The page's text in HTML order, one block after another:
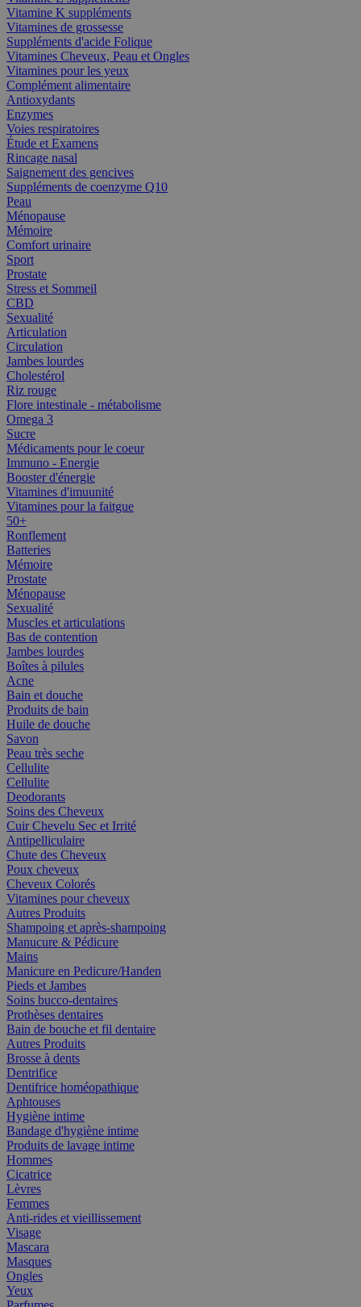
Vitamine K suppléments
Vitamines de grossesse
Suppléments d'acide Folique
Vitamines Cheveux, Peau et Ongles
Vitamines pour les yeux
Complément alimentaire
Antioxydants
Enzymes
Voies respiratoires
Étude et Examens
Rincage nasal
Saignement des gencives
Suppléments de coenzyme Q10
Peau
Ménopause
Mémoire
Comfort urinaire
Sport
Prostate
Stress et Sommeil
CBD
Sexualité
Articulation
Circulation
Jambes lourdes
Cholestérol
Riz rouge
Flore intestinale - métabolisme
Omega 3
Sucre
Médicaments pour le coeur
Immuno - Energie
Booster d'énergie
Vitamines d'imuunité
Vitamines pour la faitgue
50+
Ronflement
Batteries
Mémoire
Prostate
Ménopause
Sexualité
Muscles et articulations
Bas de contention
Jambes lourdes
Boîtes à pilules
Acne
Bain et douche
Produits de bain
Huile de douche
Savon
Peau très seche
Cellulite
Cellulite
Deodorants
Soins des Cheveux
Cuir Chevelu Sec et Irrité
Antipelliculaire
Chute des Cheveux
Poux cheveux
Cheveux Colorés
Vitamines pour cheveux
Autres Produits
Shampoing et après-shampoing
Manucure & Pédicure
Mains
Manicure en Pedicure/Handen
Pieds et Jambes
Soins bucco-dentaires
Prothèses dentaires
Bain de bouche et fil dentaire
Autres Produits
Brosse à dents
Dentrifice
Dentifrice homéopathique
Aphtouses
Hygiène intime
Bandage d'hygiène intime
Produits de lavage intime
Hommes
Cicatrice
Lèvres
Femmes
Anti-rides et vieillissement
Visage
Mascara
Masques
Ongles
Yeux